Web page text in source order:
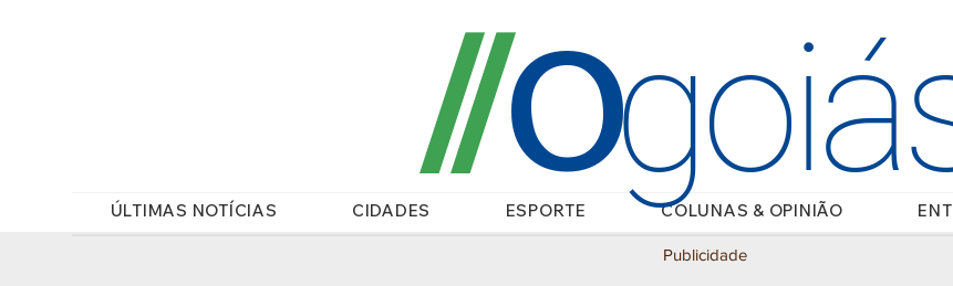
ÚLTIMAS NOTÍCIAS CIDADES ESPORTE COLUNAS & OPINIÃO
//O
Publicidade